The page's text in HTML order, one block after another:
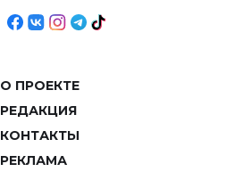
О ПРОЕКТЕ
РЕДАКЦИЯ
КОНТАКТЫ
РЕКЛАМА